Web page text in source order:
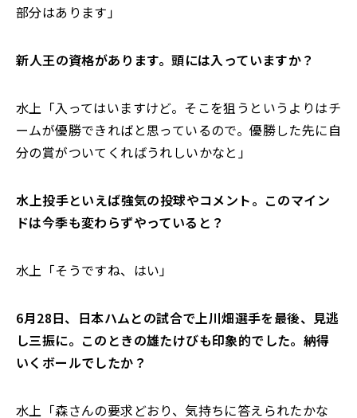
部分はあります」
――新人王の資格があります。頭には入っていますか？
水上「入ってはいますけど。そこを狙うというよりはチ
ームが優勝できればと思っているので。優勝した先に自
分の賞がついてくればうれしいかなと」
――水上投手といえば強気の投球やコメント。このマイン
ドは今季も変わらずやっていると？
水上「そうですね、はい」
――6月28日、日本ハムとの試合で上川畑選手を最後、見逃
し三振に。このときの雄たけびも印象的でした。納得
いくボールでしたか？
水上「森さんの要求どおり、気持ちに答えられたかな